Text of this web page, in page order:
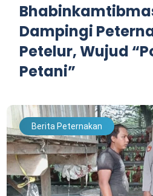
Dampingi
Petelur, Wujud
Petani”
Berita Peternakan